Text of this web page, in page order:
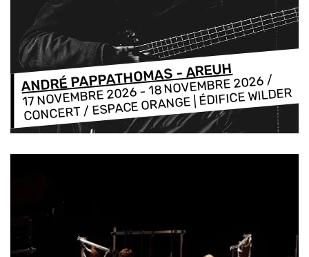
ANDRÉ PAPPATHOMAS - AREUH
17 NOVEMBRE 2026-18 NOVEMBRE 2026/
CONCERT / ESPACE ORANGE | ÉDIFICE WILDER